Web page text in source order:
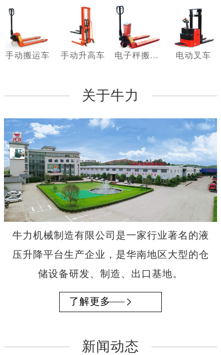
手动搬运车 手动升高车 电子秤搬运车 电动叉车
关于牛力
牛力机械制造有限公司是一家行业著名的液
压升降平台生产企业，是华南地区大型的仓
储设备研发、制造、出口基地。
了解更多
新闻动态